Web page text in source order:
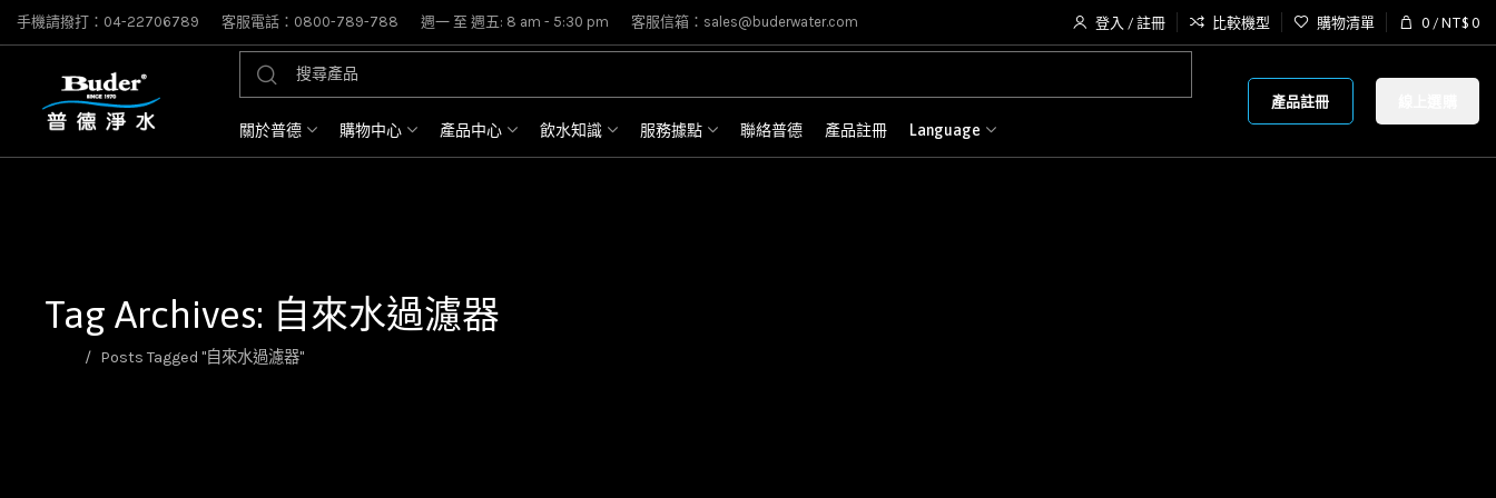
手機請撥打：04-22706789 客服電話：0800-789-788 週一 至 週五: 8 am - 5:30 pm 客服信箱：sales@buderwater.com 登入 / 註冊 比較機型 購物清單 0 / NT$ 0
關於普德 購物中心 產品中心 飲水知識 服務據點 聯絡普德 產品註冊 Language
產品註冊
Tag Archives: 自來水過濾器
Posts Tagged "自來水過濾器"